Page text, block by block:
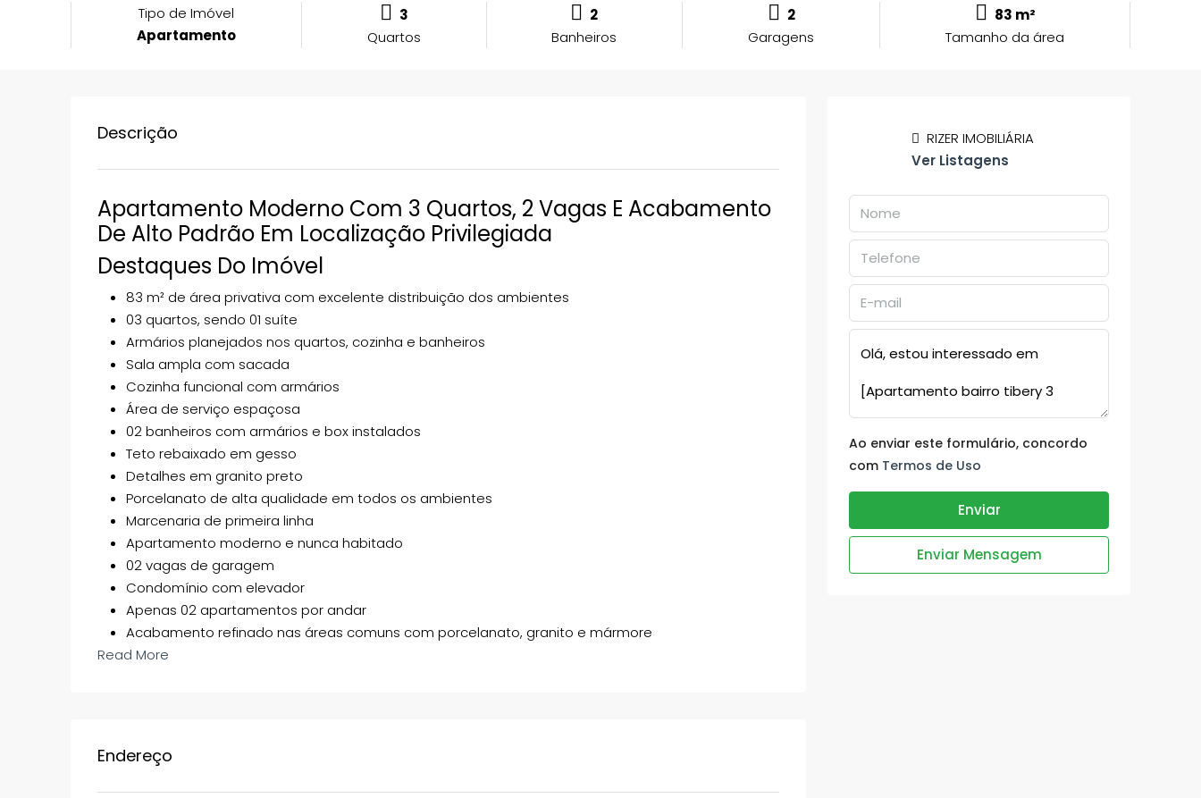
Tipo de Imóvel
Apartamento
3
Quartos
2
Banheiros
2
Garagens
83 m²
Tamanho da área
Descrição
Apartamento Moderno Com 3 Quartos, 2 Vagas E Acabamento
De Alto Padrão Em Localização Privilegiada
Destaques Do Imóvel
83 m² de área privativa com excelente distribuição dos ambientes
03 quartos, sendo 01 suíte
Armários planejados nos quartos, cozinha e banheiros
Sala ampla com sacada
Cozinha funcional com armários
Área de serviço espaçosa
02 banheiros com armários e box instalados
Teto rebaixado em gesso
Detalhes em granito preto
Porcelanato de alta qualidade em todos os ambientes
Marcenaria de primeira linha
Apartamento moderno e nunca habitado
02 vagas de garagem
Condomínio com elevador
Apenas 02 apartamentos por andar
Acabamento refinado nas áreas comuns com porcelanato, granito e mármore
Read More
Endereço
RIZER IMOBILIÁRIA
Ver Listagens
Ao enviar este formulário, concordo
com Termos de Uso
Enviar
Enviar Mensagem